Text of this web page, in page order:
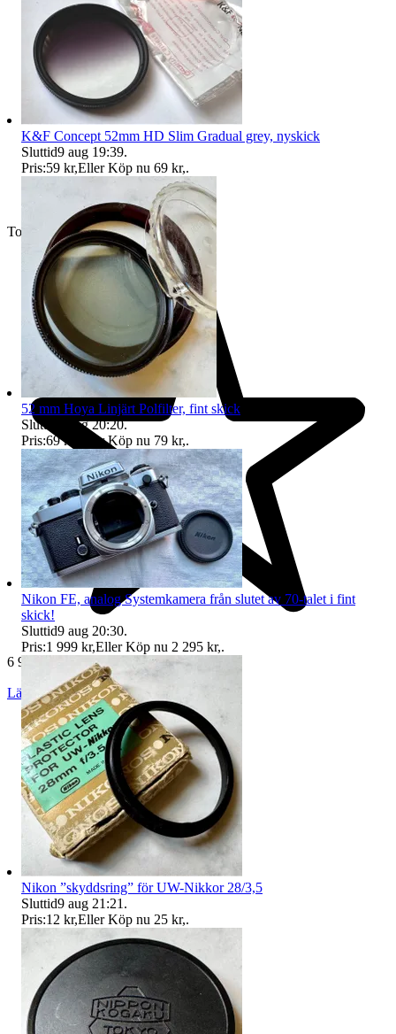
Toppsäljare
6 981 omdömen
Läs omdömen Följ
K&F Concept 52mm HD Slim Gradual grey, nyskick
Sluttid9 aug 19:39.
Pris:59 kr,Eller Köp nu 69 kr,.
52 mm Hoya Linjärt Polfilter, fint skick
Sluttid
9 aug 20:20.
Pris:69 kr Eller Köp nu 79 kr,.
Nikon FE, analog Systemkamera från slutet av 70-talet i fint
skick!
Sluttid9 aug 20:30.
Pris:1 999 kr,Eller Köp nu 2 295 kr,.
Nikon ”skyddsring” för UW-Nikkor 28/3,5
Sluttid9 aug 21:21 .
Pris:12 kr,Eller Köp nu 25 kr,.